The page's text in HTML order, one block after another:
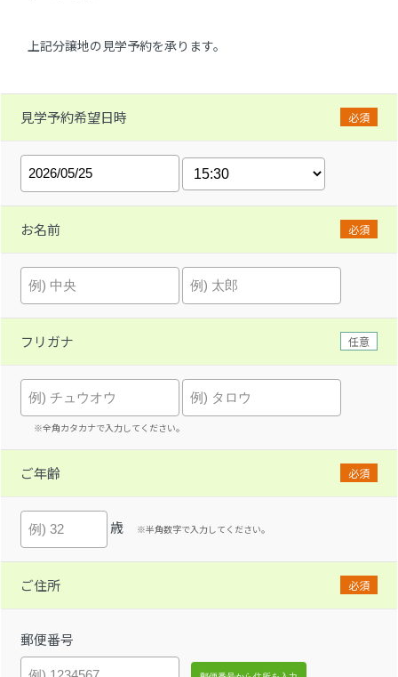
上記分譲地の見学予約を承ります。
見学予約希望日時 必須
お名前 必須
フリガナ 任意
※全角カタカナで入力してください。
ご年齢 必須
歳 ※半角数字で入力してください。
ご住所 必須
郵便番号